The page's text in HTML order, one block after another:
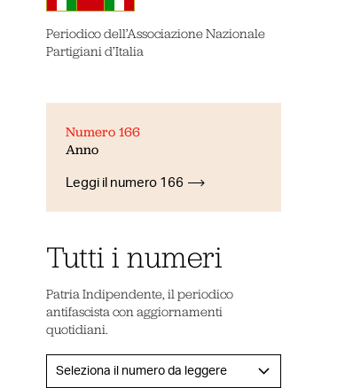
Periodico dell’Associazione Nazionale
Partigiani d’Italia
Numero 166
Anno
Leggi il numero 166
Tutti i numeri
Patria Indipendente, il periodico
antifascista con aggiornamenti
quotidiani.